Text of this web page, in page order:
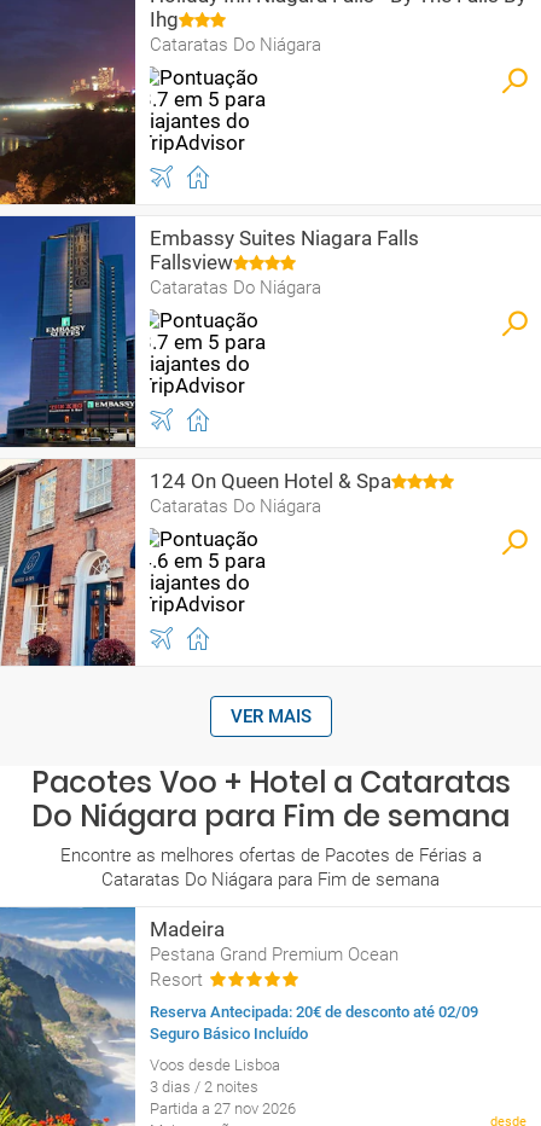
Ihg
Cataratas Do Niágara
Embassy Suites Niagara Falls
Fallsview
Cataratas Do Niágara
124 On Queen Hotel & Spa
Cataratas Do Niágara
VER MAIS
Pacotes Voo + Hotel a Cataratas
Do Niágara para Fim de semana
Encontre as melhores ofertas de Pacotes de Férias a
Cataratas Do Niágara para Fim de semana
Madeira
Pestana Grand Premium Ocean
Resort
Reserva Antecipada: 20€ de desconto até 02/09
Seguro Básico Incluído
Voos desde Lisboa
3 dias / 2 noites
Partida a 27 nov 2026
desde